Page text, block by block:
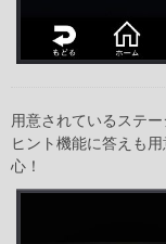
用意されているステ
ヒント機能に答えも
心！